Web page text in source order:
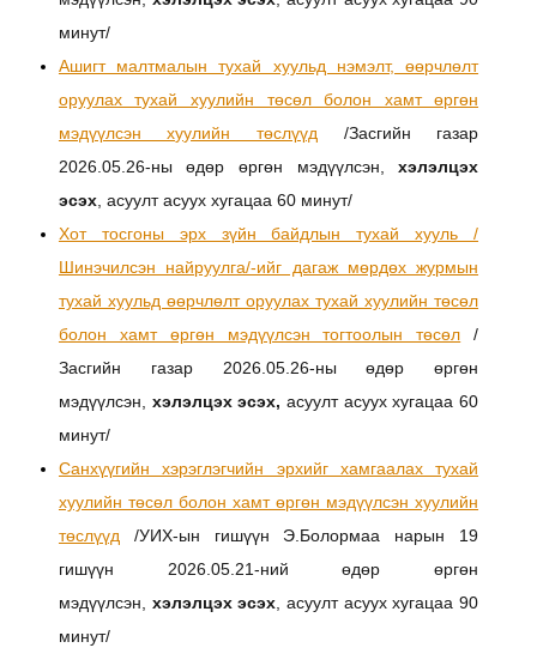
минут/
Ашигт малтмалын тухай хуульд нэмэлт, өөрчлөлт
оруулах тухай хуулийн төсөлболон хамт өргөн
мэдүүлсэн хуулийн төслүүд
/Засгийн газар
2026.05.26-ны өдөр өргөн мэдүүлсэн,хэлэлцэх
эсэх, асуулт асуух хугацаа 60 минут/
Хот тосгоны эрх зүйн байдлын тухай хууль /
Шинэчилсэн найруулга/-ийг дагаж мөрдөх журмын
тухай хуульд өөрчлөлт оруулах тухай хуулийн төсөл
болон хамт өргөн мэдүүлсэн тогтоолын төсөл /
Засгийн газар 2026.05.26-ны өдөр өргөн
мэдүүлсэн, хэлэлцэх эсэх, асуулт асуух хугацаа 60
минут/
Санхүүгийн хэрэглэгчийн эрхийг хамгаалах тухай
хуулийн төсөл болон хамт өргөн мэдүүлсэн хуулийн
төслүүд /УИХ-ын гишүүн Э.Болормаа нарын 19
гишүүн 2026.05.21-ний өдөр өргөн
мэдүүлсэн,
хэлэлцэх эсэх , асуулт асуух хугацаа 90
минут/